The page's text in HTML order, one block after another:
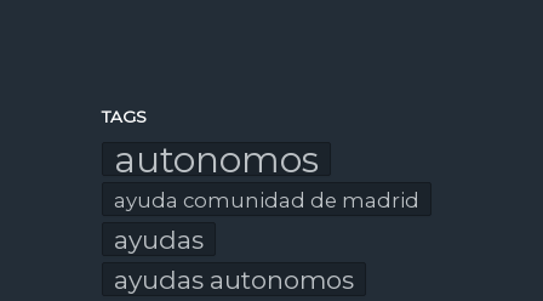
TAGS
autonomos
ayuda comunidad de madrid
ayudas
ayudas autonomos